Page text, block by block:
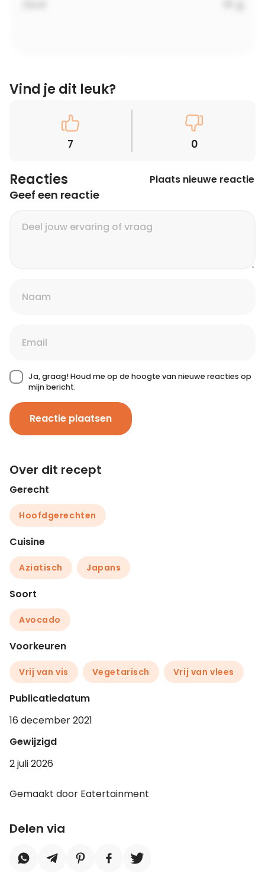
Vind je dit leuk?
7 0
Reacties Plaats nieuwe reactie
Geef een reactie
Ja, graag! Houd me op de hoogte van nieuwe reacties op
mijn bericht.
Reactie plaatsen
Over dit recept
Gerecht
Hoofdgerechten
Cuisine
Aziatisch Japans
Soort
Avocado
Voorkeuren
Vrij van vis Vegetarisch Vrij van vlees
Publicatiedatum
16 december 2021
Gewijzigd
2 juli 2026
Gemaakt door Eatertainment
Delen via